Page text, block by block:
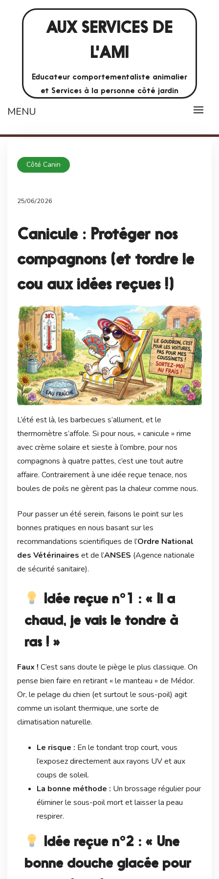
AUX SERVICES DE
L'AMI
Educateur comportementaliste animalier
et Services à la personne côté jardin
MENU
Côté Canin
25/06/2026
Canicule : Protéger nos
compagnons (et tordre le
cou aux idées reçues !)
L’été est là, les barbecues s’allument, et le
thermomètre s’affole. Si pour nous, « canicule » rime
avec crème solaire et sieste à l’ombre, pour nos
compagnons à quatre pattes, c’est une tout autre
affaire. Contrairement à une idée reçue tenace, nos
boules de poils ne gèrent pas la chaleur comme nous.
Pour passer un été serein, faisons le point sur les
bonnes pratiques en nous basant sur les
recommandations scientifiques de l’Ordre National
des Vétérinaires et de l’ANSES (Agence nationale
de sécurité sanitaire).
Idée reçue n°1 : « Il a
chaud, je vais le tondre à
ras ! »
Faux ! C’est sans doute le piège le plus classique. On
pense bien faire en retirant « le manteau » de Médor.
Or, le pelage du chien (et surtout le sous-poil) agit
comme un isolant thermique, une sorte de
climatisation naturelle.
Le risque : En le tondant trop court, vous
l’exposez directement aux rayons UV et aux
coups de soleil.
La bonne méthode : Un brossage régulier pour
éliminer le sous-poil mort et laisser la peau
respirer.
Idée reçue n°2 : « Une
bonne douche glacée pour